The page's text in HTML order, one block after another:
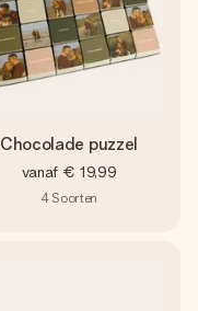
Chocolade puzzel
vanaf € 19,99
4 Soorten